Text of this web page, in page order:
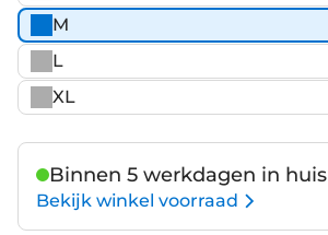
M
L
XL
Binnen 5 werkdagen in huis
Bekijk winkel voorraad